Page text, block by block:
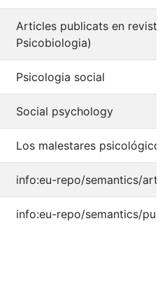
Articles publicats en
Psicobiologia)
Psicologia social
Social psychology
Los malestares
info:eu-repo/semantics/
info:eu-repo/semantics/